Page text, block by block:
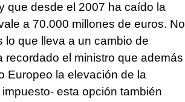
que desde el 2007 ha caído la
a 70.000 millones de euros. No
lo que lleva a un cambio de
recordado el ministro que además
Europeo la elevación de la
esta opción también